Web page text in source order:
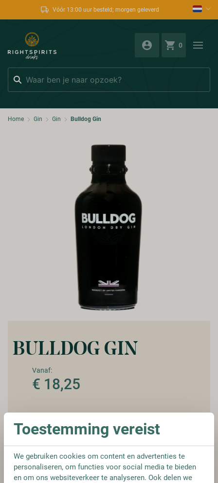
Vóór 13:00 uur besteld; morgen geleverd
0
Home Gin Gin Bulldog Gin
BULLDOG GIN
Vanaf:
€ 18,25
Toestemming vereist
We gebruiken cookies om content en advertenties te
personaliseren, om functies voor social media te bieden
en om ons websiteverkeer te analyseren. Ook delen we